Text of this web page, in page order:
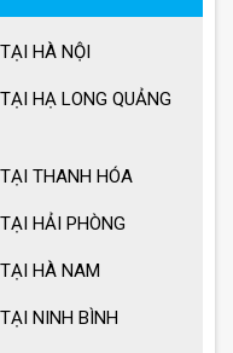
nắng mưa
HÀ NỘI
HẠ LONG QUẢNG
THANH HÓA
HẢI PHÒNG
HÀ NAM
NINH BÌNH